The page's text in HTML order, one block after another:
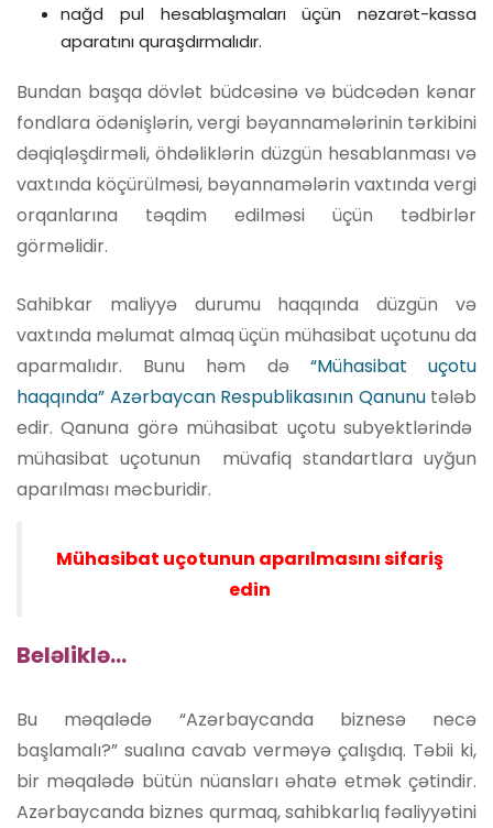
nağd pul hesablaşmaları üçün nəzarət-kassa
aparatını quraşdırmalıdır.
Bundan başqa dövlət büdcəsinə və büdcədən kənar
fondlara ödənişlərin, vergi bəyannamələrinin tərkibini
dəqiqləşdirməli, öhdəliklərin düzgün hesablanması və
vaxtında köçürülməsi, bəyannamələrin vaxtında vergi
orqanlarına təqdim edilməsi üçün tədbirlər
görməlidir.
Sahibkar maliyyə durumu haqqında düzgün və
vaxtında məlumat almaq üçün mühasibat uçotunu da
aparmalıdır. Bunu həm də “Mühasibat uçotu
haqqında” Azərbaycan Respublikasının Qanunutələb
edir. Qanuna görə mühasibat uçotu subyektlərində
mühasibat uçotunun müvafiq standartlara uyğun
aparılması məcburidir.
Mühasibat uçotunun aparılmasını sifariş
edin
Beləliklə…
Bu məqalədə “Azərbaycanda biznesə necə
başlamalı?” sualına cavab verməyə çalışdıq. Təbii ki,
bir məqalədə bütün nüansları əhatə etmək çətindir.
Azərbaycanda biznes qurmaq, sahibkarlıq fəaliyyətini